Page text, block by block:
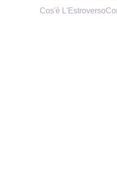
Cos'è L'Estroverso